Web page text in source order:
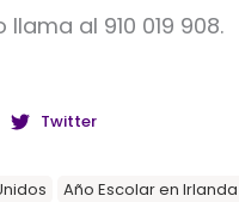
llama al 910 019 908.
Twitter
Año Escolar en Irlanda